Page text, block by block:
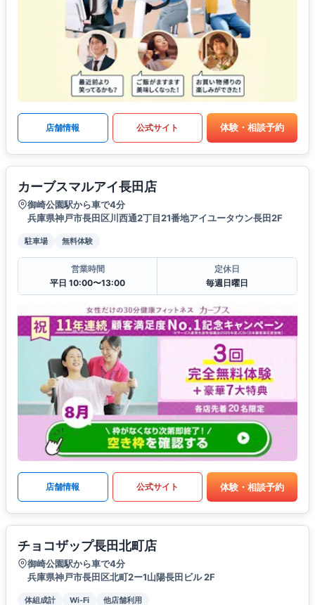
店舗情報 公式サイト 体験・相談予約
カーブスマルアイ長田店
御崎公園駅から車で4分
兵庫県神戸市長田区川西通2丁目21番地アイユータウン長田2F
駐車場 無料体験
営業時間
平日 10:00〜13:00
定休日
毎週日曜日
店舗情報 公式サイト 体験・相談予約
チョコザップ長田北町店
御崎公園駅から車で4分
兵庫県神戸市長田区北町2ー1山陽長田ビル 2F
体組成計 Wi-Fi 他店舗利用